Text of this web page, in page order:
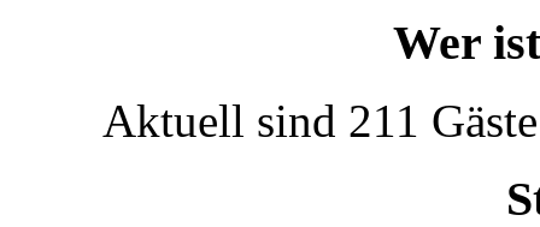
Wer
Aktuell sind 211